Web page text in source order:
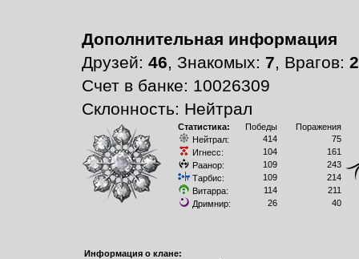
Дополнительная информация
Друзей: 46, Знакомых: 7, Врагов: 2
Счет в банке: 10026309
Склонность: Нейтрал
Статистика: Победы
Поражения
Нейтрал:
414
75
Игнесс:
104
161
Раанор:
109
243
Тарбис:
109
214
Витарра:
114
211
Дримнир:
26 40
Информация о клане: